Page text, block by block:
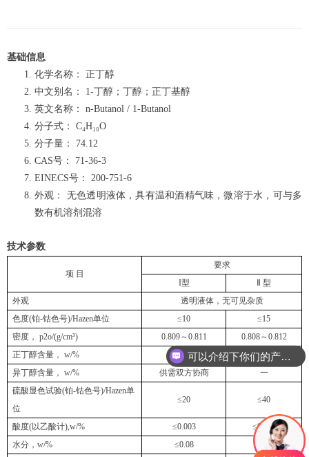
基础信息
化学名称：
正丁醇
中文别名：
1-丁醇；丁醇；正丁基醇
英文名称：
n-Butanol / 1-Butanol
分子式：
C₄H₁₀O
分子量：
74.12
CAS号： 71-36-3
EINECS号： 200-751-6
外观：
无色透明液体，具有温和酒精气味，微溶于水，可与多
数有机溶剂混溶
技术参数
项 目
要求
I型
型
外观
透明液体，无可见杂质
色度(铂-钴色号)/Hazen单位 ≤10
≤15
密度， p2o/(g/cm³) 0.809～0.811 0.808～0.812
正丁醇含量， w/% ≥99.6
≥98.5
异丁醇含量， w/% 供需双方协商
一
硫酸显色试验(铂-钴色号)/Hazen单
位
≤20 ≤40
酸度(以乙酸计),w/% ≤0.003
≤0.010
水分，w/% ≤0.08
≤0.20
可以介绍下你们的产品么